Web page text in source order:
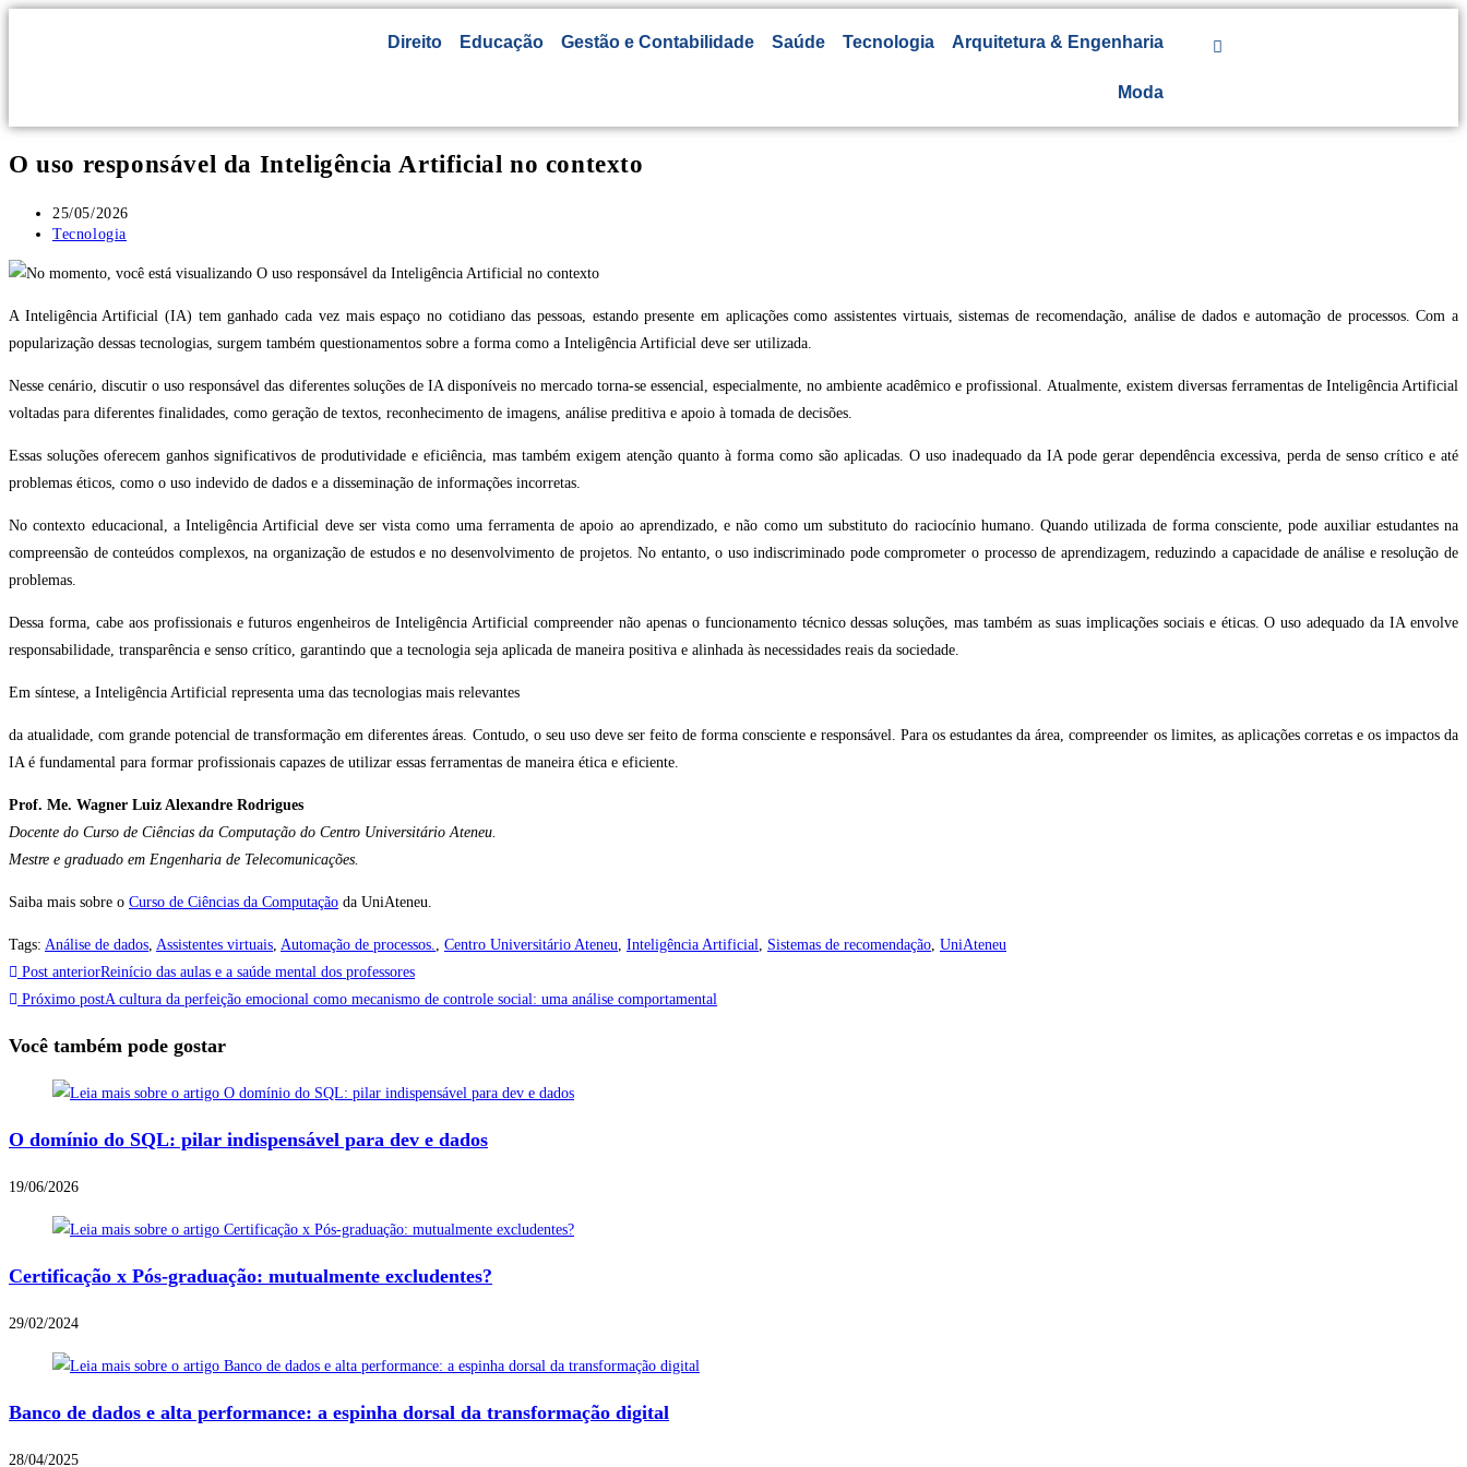
Direito Educação Gestão e Contabilidade Saúde Tecnologia Arquitetura & Engenharia
Moda
O uso responsável da Inteligência Artificial no contexto
25/05/2026
Tecnologia
A Inteligência Artificial (IA) tem ganhado cada vez mais espaço no cotidiano das pessoas, estando presente em aplicações como assistentes virtuais, sistemas de recomendação, análise de dados e automação de processos. Com a
popularização dessas tecnologias, surgem também questionamentos sobre a forma como a Inteligência Artificial deve ser utilizada.
Nesse cenário, discutir o uso responsável das diferentes soluções de IA disponíveis no mercado torna-se essencial, especialmente, no ambiente acadêmico e profissional. Atualmente, existem diversas ferramentas de Inteligência Artificial
voltadas para diferentes finalidades, como geração de textos, reconhecimento de imagens, análise preditiva e apoio à tomada de decisões.
Essas soluções oferecem ganhos significativos de produtividade e eficiência, mas também exigem atenção quanto à forma como são aplicadas. O uso inadequado da IA pode gerar dependência excessiva, perda de senso crítico e até
problemas éticos, como o uso indevido de dados e a disseminação de informações incorretas.
No contexto educacional, a Inteligência Artificial deve ser vista como uma ferramenta de apoio ao aprendizado, e não como um substituto do raciocínio humano. Quando utilizada de forma consciente, pode auxiliar estudantes na
compreensão de conteúdos complexos, na organização de estudos e no desenvolvimento de projetos. No entanto, o uso indiscriminado pode comprometer o processo de aprendizagem, reduzindo a capacidade de análise e resolução de
problemas.
Dessa forma, cabe aos profissionais e futuros engenheiros de Inteligência Artificial compreender não apenas o funcionamento técnico dessas soluções, mas também as suas implicações sociais e éticas. O uso adequado da IA envolve
responsabilidade, transparência e senso crítico, garantindo que a tecnologia seja aplicada de maneira positiva e alinhada às necessidades reais da sociedade.
Em síntese, a Inteligência Artificial representa uma das tecnologias mais relevantes
da atualidade, com grande potencial de transformação em diferentes áreas. Contudo, o seu uso deve ser feito de forma consciente e responsável. Para os estudantes da área, compreender os limites, as aplicações corretas e os impactos da
IA é fundamental para formar profissionais capazes de utilizar essas ferramentas de maneira ética e eficiente.
Prof. Me. Wagner Luiz Alexandre Rodrigues
Docente do Curso de Ciências da Computação do Centro Universitário Ateneu.
Mestre e graduado em Engenharia de Telecomunicações.
Saiba mais sobre o Curso de Ciências da Computação da UniAteneu.
Tags: Análise de dados, Assistentes virtuais, Automação de processos., Centro Universitário Ateneu, Inteligência Artificial, Sistemas de recomendação, UniAteneu
Post anteriorReinício das aulas e a saúde mental dos professores
Próximo postA cultura da perfeição emocional como mecanismo de controle social: uma análise comportamental
Você também pode gostar
O domínio do SQL: pilar indispensável para dev e dados
19/06/2026
Certificação x Pós-graduação: mutualmente excludentes?
29/02/2024
Banco de dados e alta performance: a espinha dorsal da transformação digital
28/04/2025